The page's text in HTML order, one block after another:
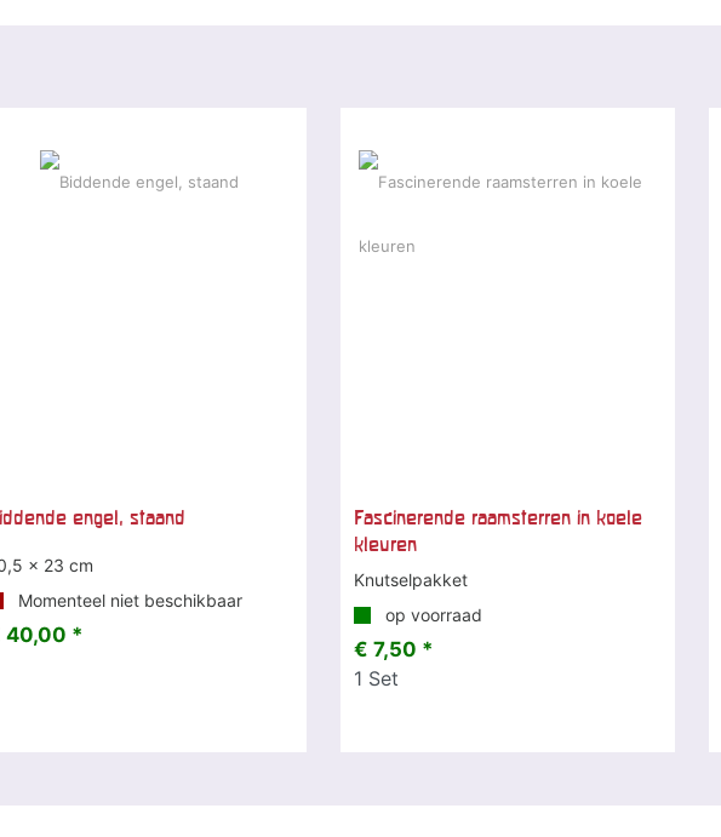
engel, staand
x 23 cm
Momenteel niet beschikbaar
40,00 *
Fascinerende raamsterren in koele
kleuren
Knutselpakket
op voorraad
€ 7,50 *
1 Set